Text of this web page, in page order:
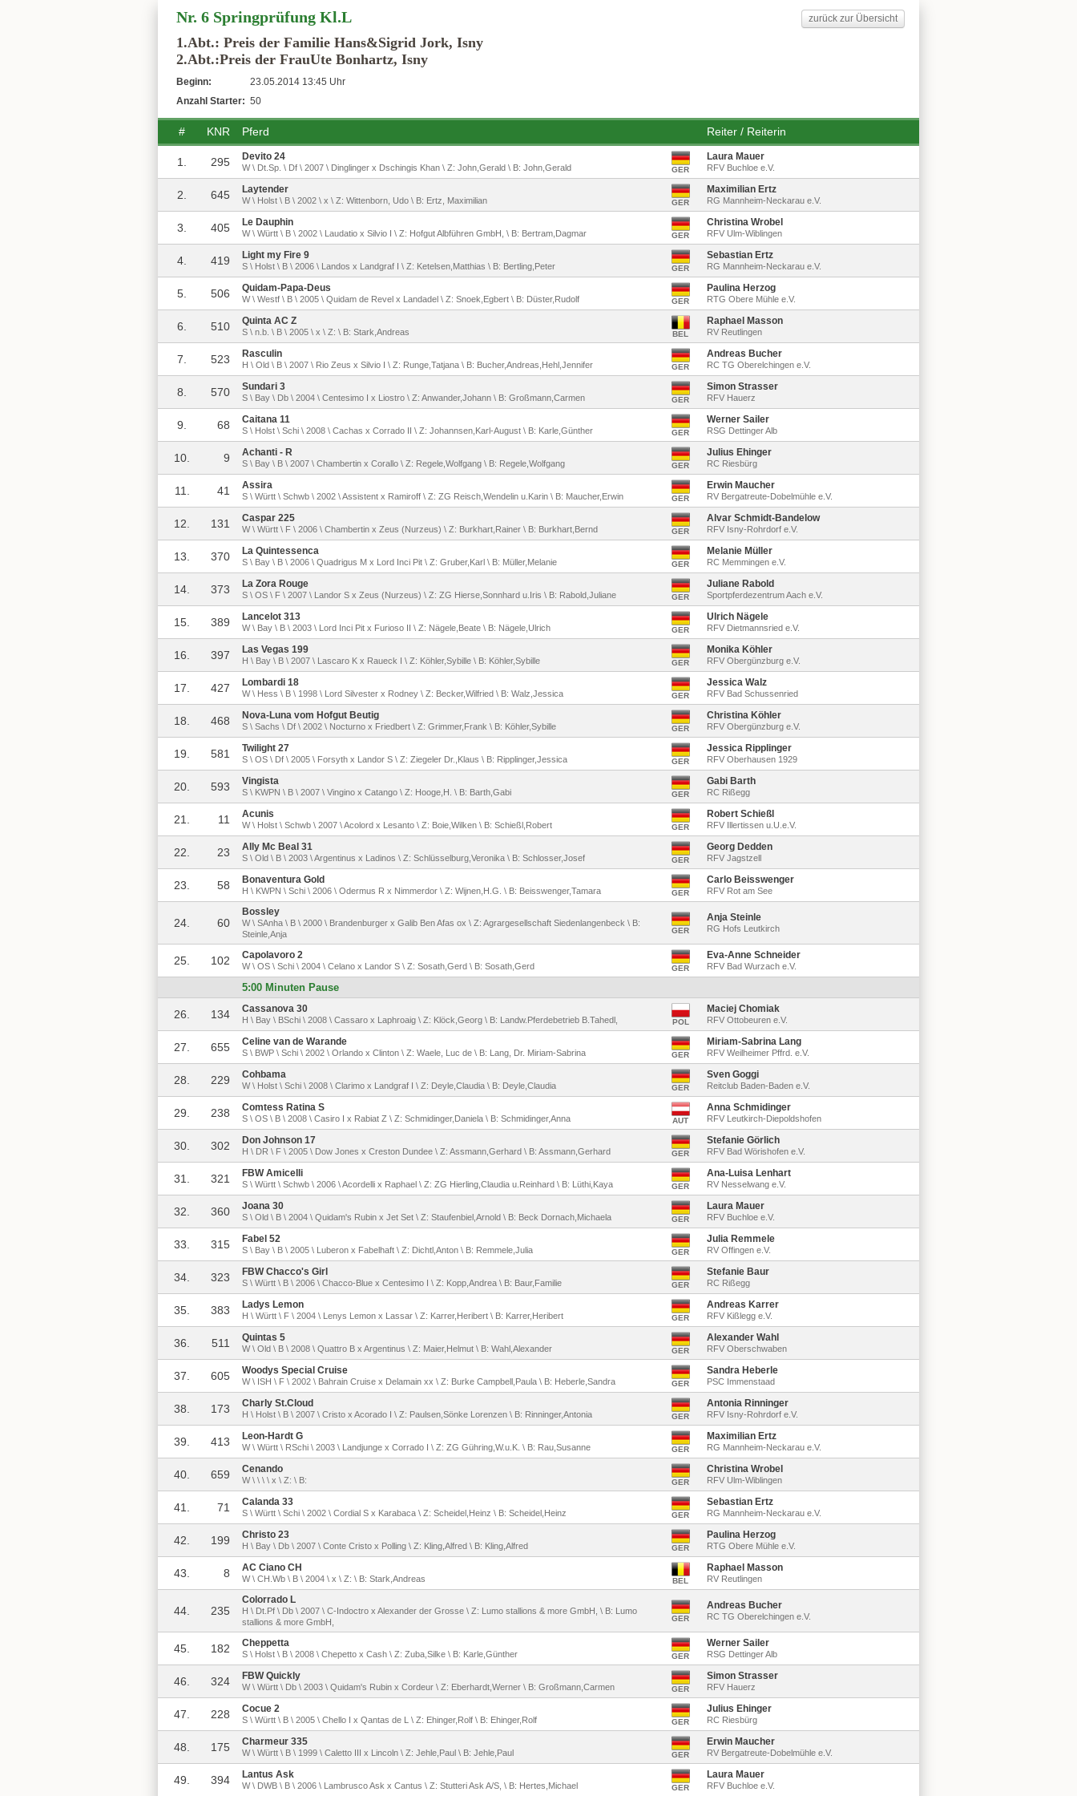
zurück zur Übersicht
Nr. 6 Springprüfung Kl.L
1.Abt.: Preis der Familie Hans&Sigrid Jork, Isny
2.Abt.:Preis der FrauUte Bonhartz, Isny
Beginn:
23.05.2014 13:45 Uhr
Anzahl Starter: 50
# KNR Pferd Reiter / Reiterin
1. 295 Devito 24
W \ Dt.Sp. \ Df \ 2007 \ Dinglinger x Dschingis Khan \ Z: John,Gerald \ B: John,Gerald GER
Laura Mauer
RFV Buchloe e.V.
2. 645 Laytender
W \ Holst \ B \ 2002 \ x \ Z: Wittenborn, Udo \ B: Ertz, Maximilian GER
Maximilian Ertz
RG Mannheim-Neckarau e.V.
3. 405 Le Dauphin
W \ Württ \ B \ 2002 \ Laudatio x Silvio I \ Z: Hofgut Albführen GmbH, \ B: Bertram,Dagmar GER
Christina Wrobel
RFV Ulm-Wiblingen
4. 419 Light my Fire 9
S \ Holst \ B \ 2006 \ Landos x Landgraf I \ Z: Ketelsen,Matthias \ B: Bertling,Peter GER
Sebastian Ertz
RG Mannheim-Neckarau e.V.
5. 506 Quidam-Papa-Deus
W \ Westf \ B \ 2005 \ Quidam de Revel x Landadel \ Z: Snoek,Egbert \ B: Düster,Rudolf GER
Paulina Herzog
RTG Obere Mühle e.V.
6. 510 Quinta AC Z
S \ n.b. \ B \ 2005 \ x \ Z: \ B: Stark,Andreas BEL
Raphael Masson
RV Reutlingen
7. 523 Rasculin
H \ Old \ B \ 2007 \ Rio Zeus x Silvio I \ Z: Runge,Tatjana \ B: Bucher,Andreas,Hehl,Jennifer GER
Andreas Bucher
RC TG Oberelchingen e.V.
8. 570 Sundari 3
S \ Bay \ Db \ 2004 \ Centesimo I x Liostro \ Z: Anwander,Johann \ B: Großmann,Carmen GER
Simon Strasser
RFV Hauerz
9. 68 Caitana 11
S \ Holst \ Schi \ 2008 \ Cachas x Corrado II \ Z: Johannsen,Karl-August \ B: Karle,Günther GER
Werner Sailer
RSG Dettinger Alb
10. 9 Achanti - R
S \ Bay \ B \ 2007 \ Chambertin x Corallo \ Z: Regele,Wolfgang \ B: Regele,Wolfgang GER
Julius Ehinger
RC Riesbürg
11. 41 Assira
S \ Württ \ Schwb \ 2002 \ Assistent x Ramiroff \ Z: ZG Reisch,Wendelin u.Karin \ B: Maucher,Erwin GER
Erwin Maucher
RV Bergatreute-Dobelmühle e.V.
12. 131 Caspar 225
W \ Württ \ F \ 2006 \ Chambertin x Zeus (Nurzeus) \ Z: Burkhart,Rainer \ B: Burkhart,Bernd GER
Alvar Schmidt-Bandelow
RFV Isny-Rohrdorf e.V.
13. 370 La Quintessenca
S \ Bay \ B \ 2006 \ Quadrigus M x Lord Inci Pit \ Z: Gruber,Karl \ B: Müller,Melanie GER
Melanie Müller
RC Memmingen e.V.
14. 373 La Zora Rouge
S \ OS \ F \ 2007 \ Landor S x Zeus (Nurzeus) \ Z: ZG Hierse,Sonnhard u.Iris \ B: Rabold,Juliane GER
Juliane Rabold
Sportpferdezentrum Aach e.V.
15. 389 Lancelot 313
W \ Bay \ B \ 2003 \ Lord Inci Pit x Furioso II \ Z: Nägele,Beate \ B: Nägele,Ulrich GER
Ulrich Nägele
RFV Dietmannsried e.V.
16. 397 Las Vegas 199
H \ Bay \ B \ 2007 \ Lascaro K x Raueck I \ Z: Köhler,Sybille \ B: Köhler,Sybille GER
Monika Köhler
RFV Obergünzburg e.V.
17. 427 Lombardi 18
W \ Hess \ B \ 1998 \ Lord Silvester x Rodney \ Z: Becker,Wilfried \ B: Walz,Jessica GER
Jessica Walz
RFV Bad Schussenried
18. 468 Nova-Luna vom Hofgut Beutig
S \ Sachs \ Df \ 2002 \ Nocturno x Friedbert \ Z: Grimmer,Frank \ B: Köhler,Sybille GER
Christina Köhler
RFV Obergünzburg e.V.
19. 581 Twilight 27
S \ OS \ Df \ 2005 \ Forsyth x Landor S \ Z: Ziegeler Dr.,Klaus \ B: Ripplinger,Jessica GER
Jessica Ripplinger
RFV Oberhausen 1929
20. 593 Vingista
S \ KWPN \ B \ 2007 \ Vingino x Catango \ Z: Hooge,H. \ B: Barth,Gabi GER
Gabi Barth
RC Rißegg
21. 11 Acunis
W \ Holst \ Schwb \ 2007 \ Acolord x Lesanto \ Z: Boie,Wilken \ B: Schießl,Robert GER
Robert Schießl
RFV Illertissen u.U.e.V.
22. 23 Ally Mc Beal 31
S \ Old \ B \ 2003 \ Argentinus x Ladinos \ Z: Schlüsselburg,Veronika \ B: Schlosser,Josef GER
Georg Dedden
RFV Jagstzell
23. 58 Bonaventura Gold
H \ KWPN \ Schi \ 2006 \ Odermus R x Nimmerdor \ Z: Wijnen,H.G. \ B: Beisswenger,Tamara GER
Carlo Beisswenger
RFV Rot am See
24. 60
Bossley
W \ SAnha \ B \ 2000 \ Brandenburger x Galib Ben Afas ox \ Z: Agrargesellschaft Siedenlangenbeck \ B:
Steinle,Anja
GER
Anja Steinle
RG Hofs Leutkirch
25. 102 Capolavoro 2
W \ OS \ Schi \ 2004 \ Celano x Landor S \ Z: Sosath,Gerd \ B: Sosath,Gerd GER
Eva-Anne Schneider
RFV Bad Wurzach e.V.
5:00 Minuten Pause
26. 134 Cassanova 30
H \ Bay \ BSchi \ 2008 \ Cassaro x Laphroaig \ Z: Klöck,Georg \ B: Landw.Pferdebetrieb B.Tahedl, POL
Maciej Chomiak
RFV Ottobeuren e.V.
27. 655 Celine van de Warande
S \ BWP \ Schi \ 2002 \ Orlando x Clinton \ Z: Waele, Luc de \ B: Lang, Dr. Miriam-Sabrina GER
Miriam-Sabrina Lang
RFV Weilheimer Pffrd. e.V.
28. 229 Cohbama
W \ Holst \ Schi \ 2008 \ Clarimo x Landgraf I \ Z: Deyle,Claudia \ B: Deyle,Claudia GER
Sven Goggi
Reitclub Baden-Baden e.V.
29. 238 Comtess Ratina S
S \ OS \ B \ 2008 \ Casiro I x Rabiat Z \ Z: Schmidinger,Daniela \ B: Schmidinger,Anna AUT
Anna Schmidinger
RFV Leutkirch-Diepoldshofen
30. 302 Don Johnson 17
H \ DR \ F \ 2005 \ Dow Jones x Creston Dundee \ Z: Assmann,Gerhard \ B: Assmann,Gerhard GER
Stefanie Görlich
RFV Bad Wörishofen e.V.
31. 321 FBW Amicelli
S \ Württ \ Schwb \ 2006 \ Acordelli x Raphael \ Z: ZG Hierling,Claudia u.Reinhard \ B: Lüthi,Kaya GER
Ana-Luisa Lenhart
RV Nesselwang e.V.
32. 360 Joana 30
S \ Old \ B \ 2004 \ Quidam's Rubin x Jet Set \ Z: Staufenbiel,Arnold \ B: Beck Dornach,Michaela GER
Laura Mauer
RFV Buchloe e.V.
33. 315 Fabel 52
S \ Bay \ B \ 2005 \ Luberon x Fabelhaft \ Z: Dichtl,Anton \ B: Remmele,Julia GER
Julia Remmele
RV Offingen e.V.
34. 323 FBW Chacco's Girl
S \ Württ \ B \ 2006 \ Chacco-Blue x Centesimo I \ Z: Kopp,Andrea \ B: Baur,Familie GER
Stefanie Baur
RC Rißegg
35. 383 Ladys Lemon
H \ Württ \ F \ 2004 \ Lenys Lemon x Lassar \ Z: Karrer,Heribert \ B: Karrer,Heribert GER
Andreas Karrer
RFV Kißlegg e.V.
36. 511 Quintas 5
W \ Old \ B \ 2008 \ Quattro B x Argentinus \ Z: Maier,Helmut \ B: Wahl,Alexander GER
Alexander Wahl
RFV Oberschwaben
37. 605 Woodys Special Cruise
W \ ISH \ F \ 2002 \ Bahrain Cruise x Delamain xx \ Z: Burke Campbell,Paula \ B: Heberle,Sandra GER
Sandra Heberle
PSC Immenstaad
38. 173 Charly St.Cloud
H \ Holst \ B \ 2007 \ Cristo x Acorado I \ Z: Paulsen,Sönke Lorenzen \ B: Rinninger,Antonia GER
Antonia Rinninger
RFV Isny-Rohrdorf e.V.
39. 413 Leon-Hardt G
W \ Württ \ RSchi \ 2003 \ Landjunge x Corrado I \ Z: ZG Gühring,W.u.K. \ B: Rau,Susanne GER
Maximilian Ertz
RG Mannheim-Neckarau e.V.
40. 659 Cenando
W \ \ \ \ x \ Z: \ B: GER
Christina Wrobel
RFV Ulm-Wiblingen
41. 71 Calanda 33
S \ Württ \ Schi \ 2002 \ Cordial S x Karabaca \ Z: Scheidel,Heinz \ B: Scheidel,Heinz GER
Sebastian Ertz
RG Mannheim-Neckarau e.V.
42. 199 Christo 23
H \ Bay \ Db \ 2007 \ Conte Cristo x Polling \ Z: Kling,Alfred \ B: Kling,Alfred GER
Paulina Herzog
RTG Obere Mühle e.V.
43. 8 AC Ciano CH
W \ CH.Wb \ B \ 2004 \ x \ Z: \ B: Stark,Andreas BEL
Raphael Masson
RV Reutlingen
44. 235
Colorrado L
H \ Dt.Pf \ Db \ 2007 \ C-Indoctro x Alexander der Grosse \ Z: Lumo stallions & more GmbH, \ B: Lumo
stallions & more GmbH,
GER
Andreas Bucher
RC TG Oberelchingen e.V.
45. 182 Cheppetta
S \ Holst \ B \ 2008 \ Chepetto x Cash \ Z: Zuba,Silke \ B: Karle,Günther GER
Werner Sailer
RSG Dettinger Alb
46. 324 FBW Quickly
W \ Württ \ Db \ 2003 \ Quidam's Rubin x Cordeur \ Z: Eberhardt,Werner \ B: Großmann,Carmen GER
Simon Strasser
RFV Hauerz
47. 228 Cocue 2
S \ Württ \ B \ 2005 \ Chello I x Qantas de L \ Z: Ehinger,Rolf \ B: Ehinger,Rolf GER
Julius Ehinger
RC Riesbürg
48. 175 Charmeur 335
W \ Württ \ B \ 1999 \ Caletto III x Lincoln \ Z: Jehle,Paul \ B: Jehle,Paul GER
Erwin Maucher
RV Bergatreute-Dobelmühle e.V.
49. 394 Lantus Ask
W \ DWB \ B \ 2006 \ Lambrusco Ask x Cantus \ Z: Stutteri Ask A/S, \ B: Hertes,Michael GER
Laura Mauer
RFV Buchloe e.V.